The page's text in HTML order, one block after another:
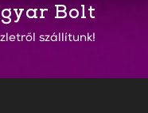
Bolt
szállítunk!